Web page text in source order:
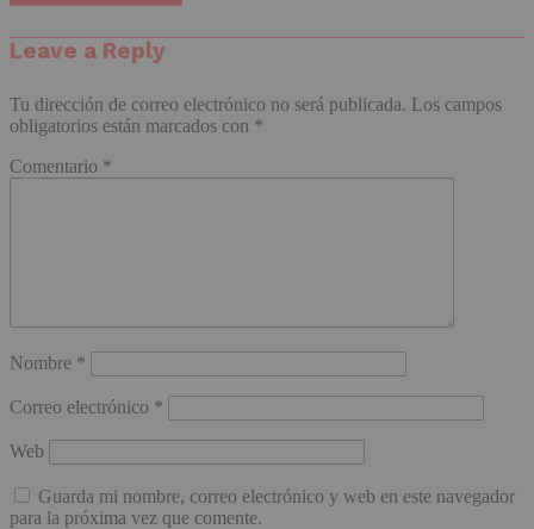
Leave a Reply
Tu dirección de correo electrónico no será publicada. Los campos
obligatorios están marcados con *
Comentario *
Nombre *
Correo electrónico *
Web
Guarda mi nombre, correo electrónico y web en este navegador
para la próxima vez que comente.